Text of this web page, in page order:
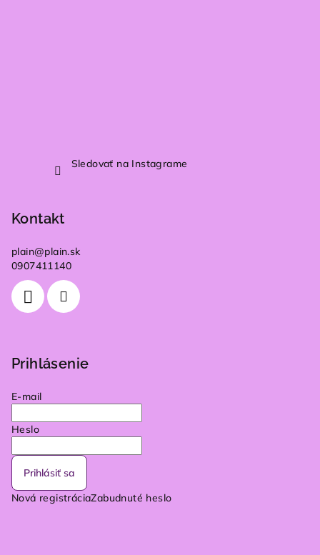
Sledovať na Instagrame
Kontakt
plain@plain.sk
0907411140
Prihlásenie
E-mail
Heslo
Prihlásiť sa
Nová registráciaZabudnuté heslo